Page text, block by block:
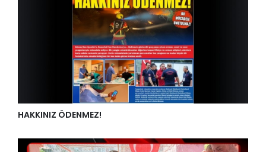
HAKKINIZ ÖDENMEZ!